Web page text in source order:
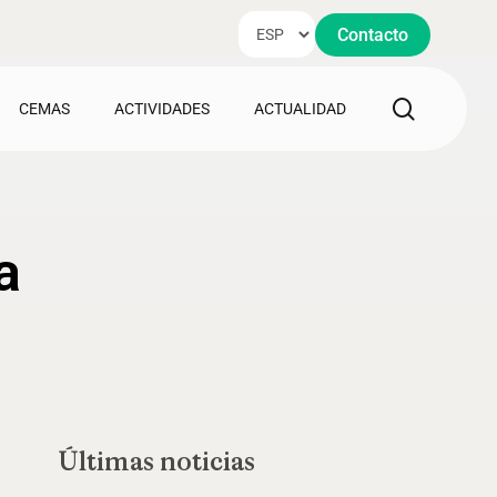
Contacto
CEMAS ACTIVIDADES ACTUALIDAD
Últimas noticias